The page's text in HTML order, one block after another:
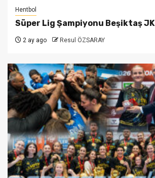
Hentbol
Süper Lig Şampiyonu Beşiktaş JK
2 ay ago Resul ÖZSARAY